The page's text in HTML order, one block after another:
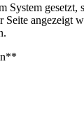
System gesetzt,
Seite angezeigt